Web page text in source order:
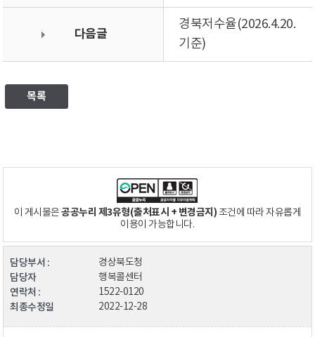
다음글
경북저수율(2026.4.20.
기준)
목록
이 게시물은공공누리 제3유형(출처표시 + 변경금지)조건에 따라 자유롭게
이용이 가능합니다.
담당부서 : 경상북도청
담당자 행복콜센터
연락처 : 1522-0120
최종수정일 2022-12-28